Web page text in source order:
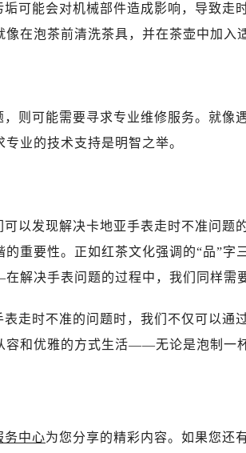
垢可能会对机械部件造成影响，导致走
在泡茶前清洗茶具，并在茶壶中加入
则可能需要寻求专业维修服务。就像
业的技术支持是明智之举。
以发现解决卡地亚手表走时不准问题
重要性。正如红茶文化强调的“品”
解决手表问题的过程中，我们同样需
走时不准的问题时，我们不仅可以通
容和优雅的方式生活——无论是泡制一
务中心为您分享的精彩内容。如果您还